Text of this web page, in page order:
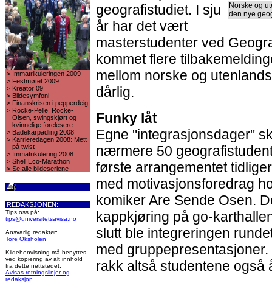
> Immatrikuleringen 2009
> Festmøtet 2009
> Kreator 09
> Bildesymfoni
> Finanskrisen i pepperdeig
> Rocke-Pelle, Rocke-
Olsen, swingskjørt og
kvinnelige forelesere
> Badekarpadling 2008
> Karrieredagen 2008: Mett
på twist
> Immatrikulering 2008
> Shell Eco-Marathon
> Se alle bildeseriene
REDAKSJONEN:
Tips oss på:
tips@universitetsavisa.no
Ansvarlig redaktør:
Tore Oksholen
Kildehenvisning må benyttes
ved kopiering av alt innhold
fra dette nettstedet.
Avisas retningslinjer og
redaksjon
Norske og
den nye
geografistudiet. I sju
år har det vært
masterstudenter ved
kommet flere
mellom norske og
dårlig.
Funky låt
Egne "integrasjonsdager"
nærmere 50
første arrangementet
med motivasjonsforedrag
komiker Are Sende Osen.
kappkjøring på go-
slutt ble integreringen
med
rakk altså studentene også